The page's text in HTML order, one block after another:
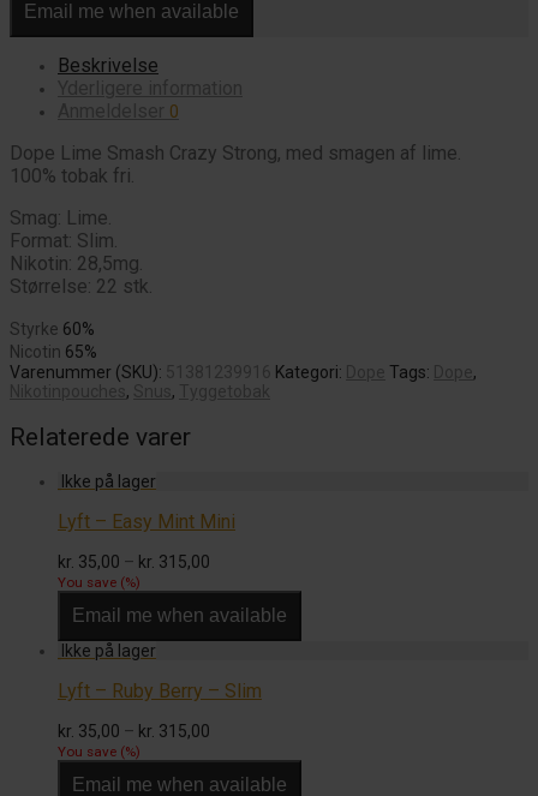
Email me when available
Beskrivelse
0
Dope Lime Smash Crazy Strong, med smagen af lime.
100% tobak fri.
Smag: Lime.
Format: Slim.
Nikotin: 28,5mg.
Størrelse: 22 stk.
Styrke 60%
Nicotin 65%
Varenummer (SKU):
Kategori: Tags:
,
, ,
Relaterede varer
Lyft – Easy Mint Mini
kr. 35,00 – kr. 315,00
kr. 315,00
You save (%)
Email me when available
Lyft – Ruby Berry – Slim
kr. 35,00 – kr. 315,00
kr. 315,00
You save (%)
Email me when available